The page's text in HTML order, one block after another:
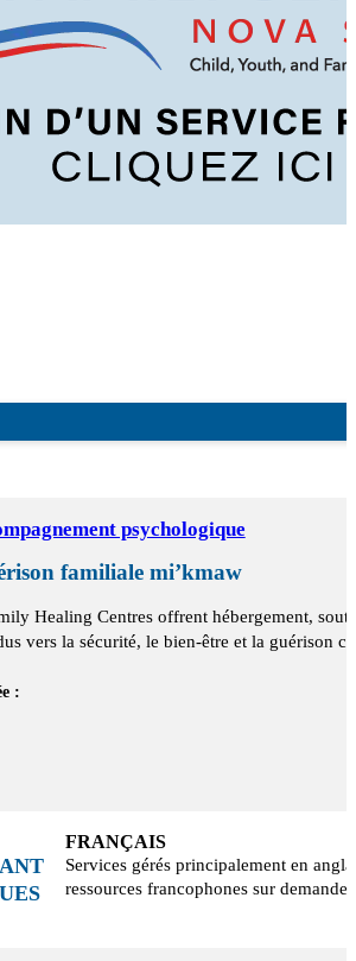
psychologique
familiale mi’kmaw
Healing Centres offrent hébergement,
vers la sécurité, le bien‑être et la guérison
:
FRANÇAIS
Services gérés principalement en
ressources francophones sur